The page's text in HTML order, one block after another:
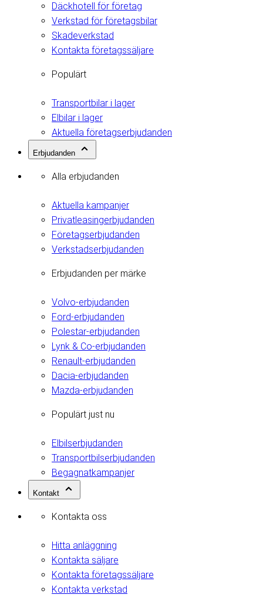
Däckhotell för företag
Verkstad för företagsbilar
Skadeverkstad
Kontakta företagssäljare
Populärt
Transportbilar i lager
Elbilar i lager
Aktuella företagserbjudanden
Erbjudanden
Alla erbjudanden
Aktuella kampanjer
Privatleasingerbjudanden
Företagserbjudanden
Verkstadserbjudanden
Erbjudanden per märke
Volvo-erbjudanden
Ford-erbjudanden
Polestar-erbjudanden
Lynk & Co-erbjudanden
Renault-erbjudanden
Dacia-erbjudanden
Mazda-erbjudanden
Populärt just nu
Elbilserbjudanden
Transportbilserbjudanden
Begagnatkampanjer
Kontakt
Kontakta oss
Hitta anläggning
Kontakta säljare
Kontakta företagssäljare
Kontakta verkstad